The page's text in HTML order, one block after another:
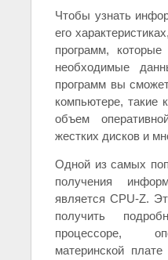
Чтобы узнать
его
программ,
необходимые
программ вы
компьютере, такие
объем
жестких дисков и
Одной из самых
получения
является CPU-Z.
получить
процессоре,
материнской